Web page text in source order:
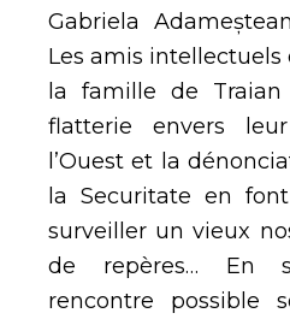
Gabriela
Les amis
la famille de
flatterie envers
l’Ouest et la
la Securitate en
surveiller un vieux
de repères… En
rencontre possible